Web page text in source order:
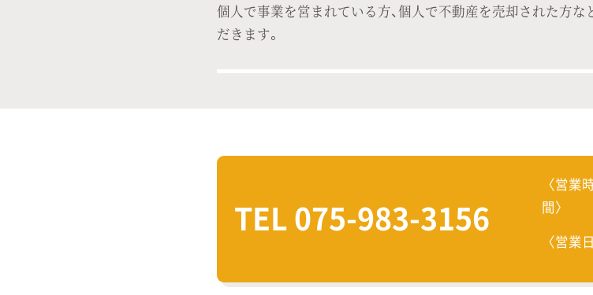
個人で事業を営まれている方、個人で不動産を売却された方
だきます。
TEL 075-983-3156
〈営業
間〉
〈営業